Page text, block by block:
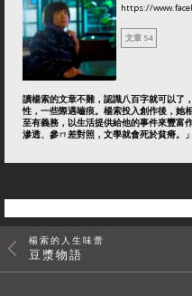
https://
文章 54
讀楊索的文章不難，認識八百字就可以了
性，一些際遇嚙痕。楊索投入創作後，她
至有義務，以生活提供給他的事件來豐富
滲透、參ㄇ差對照，文學就會死於貧瘠。
楊索的人生味蕾
豆漿物語